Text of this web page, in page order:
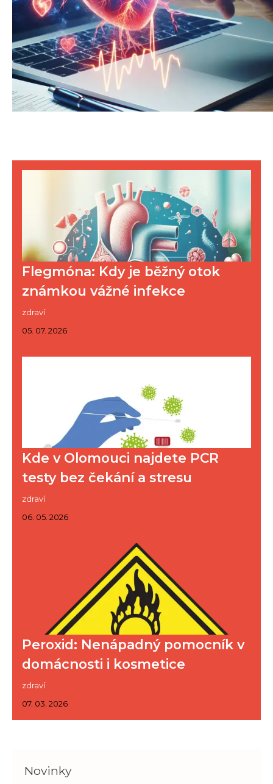
Flegmóna: Kdy je běžný otok
známkou vážné infekce
zdraví
05. 07. 2026
Kde v Olomouci najdete PCR
testy bez čekání a stresu
zdraví
06. 05. 2026
Peroxid: Nenápadný pomocník v
domácnosti i kosmetice
zdraví
07. 03. 2026
Novinky